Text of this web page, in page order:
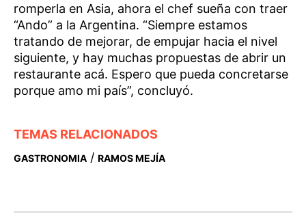
romperla en Asia, ahora el chef sueña con traer
“Ando” a la Argentina. “Siempre estamos
tratando de mejorar, de empujar hacia el nivel
siguiente, y hay muchas propuestas de abrir un
restaurante acá. Espero que pueda concretarse
porque amo mi país”, concluyó.
TEMAS RELACIONADOS
GASTRONOMIA / RAMOS MEJÍA